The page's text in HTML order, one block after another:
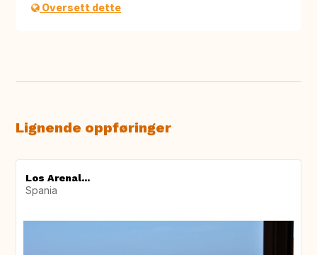
Oversett dette
Lignende oppføringer
Los Arenal...
Spania